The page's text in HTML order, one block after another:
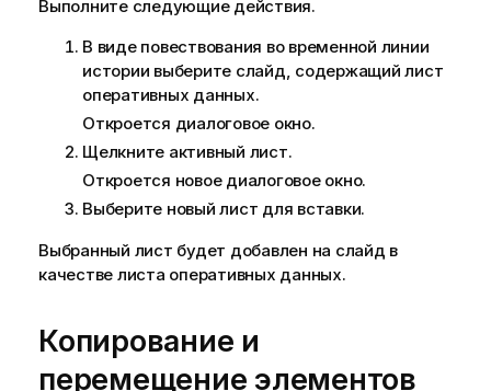
Выполните следующие действия.
В виде повествования во временной линии
истории выберите слайд, содержащий лист
оперативных данных.
Откроется диалоговое окно.
Щелкните активный лист.
Откроется новое диалоговое окно.
Выберите новый лист для вставки.
Выбранный лист будет добавлен на слайд в
качестве листа оперативных данных.
Копирование и
перемещение элементов